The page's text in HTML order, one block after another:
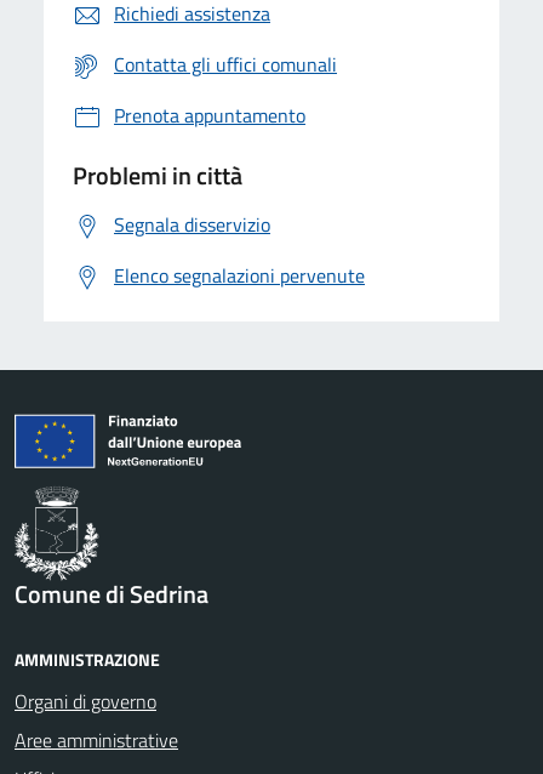
Richiedi assistenza
Contatta gli uffici comunali
Prenota appuntamento
Problemi in città
Segnala disservizio
Elenco segnalazioni pervenute
Comune di Sedrina
AMMINISTRAZIONE
Organi di governo
Aree amministrative